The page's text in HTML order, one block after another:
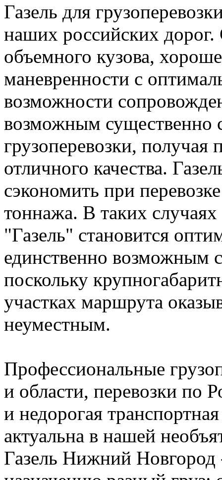
Газель для
наших российских дорог.
объемного кузова,
маневренности с
возможности
возможным существенно
грузоперевозки,
отличного качества.
сэкономить при
тоннажа. В таких случаях
"Газель" становится
единственно возможным
поскольку
участках маршрута
неуместным.
Профессиональные
и области, перевозки по
и недорогая
актуальна в нашей
Газель Нижний Новгород